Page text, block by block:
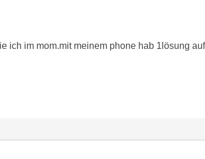
ich im mom.mit meinem phone hab 1lösung